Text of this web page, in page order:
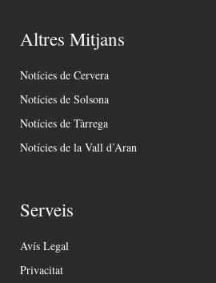
Altres Mitjans
Notícies de Cervera
Notícies de Solsona
Notícies de Tàrrega
Notícies de la Vall d’Aran
Serveis
Avís Legal
Privacitat